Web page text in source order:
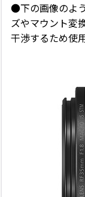
●下の画像のよ
ズやマウント変
干渉するため使